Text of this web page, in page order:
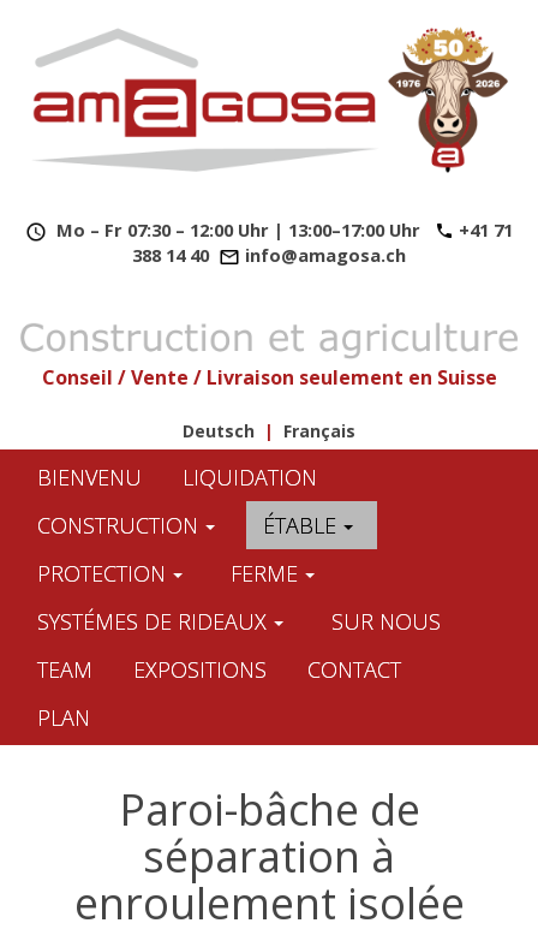
Mo – Fr 07:30 – 12:00 Uhr | 13:00–17:00 Uhr
+41 71
388 14 40
info@amagosa.ch
Conseil / Vente / Livraison seulement en Suisse
Deutsch | Français
BIENVENU
LIQUIDATION
CONSTRUCTION
ÉTABLE
PROTECTION
FERME
SYSTÉMES DE RIDEAUX
SUR NOUS
TEAM
EXPOSITIONS
CONTACT
PLAN
Paroi-bâche de
séparation à
enroulement isolée